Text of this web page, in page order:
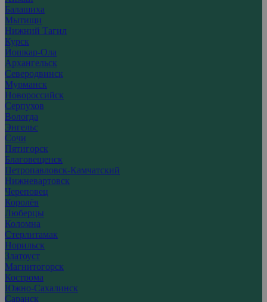
Балашиха
Мытищи
Нижний Тагил
Курск
Йошкар-Ола
Архангельск
Северодвинск
Мурманск
Новороссийск
Серпухов
Вологда
Энгельс
Сочи
Пятигорск
Благовещенск
Петропавловск-Камчатский
Нижневартовск
Череповец
Королёв
Люберцы
Коломна
Стерлитамак
Норильск
Златоуст
Магнитогорск
Кострома
Южно-Сахалинск
Саранск